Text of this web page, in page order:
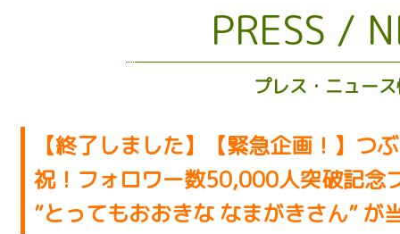
PRESS /
プレス・ニュー
【終了しました】【緊急企画！】
祝！フォロワー数50,000人突破記念
”とってもおおきな なまがきさん” が